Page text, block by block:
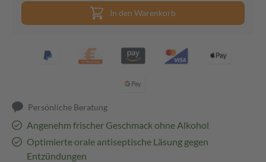
In den Warenkorb
Persönliche Beratung
Angenehm frischer Geschmack ohne Alkohol
Optimierte orale antiseptische Läsung gegen
Entzündungen